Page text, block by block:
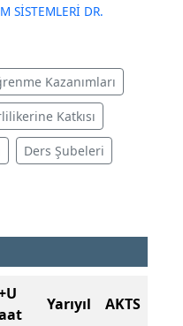
SİSTEMLERİ DR.
Kazanımları
Katkısı
Ders Şubeleri
Yarıyıl AKTS